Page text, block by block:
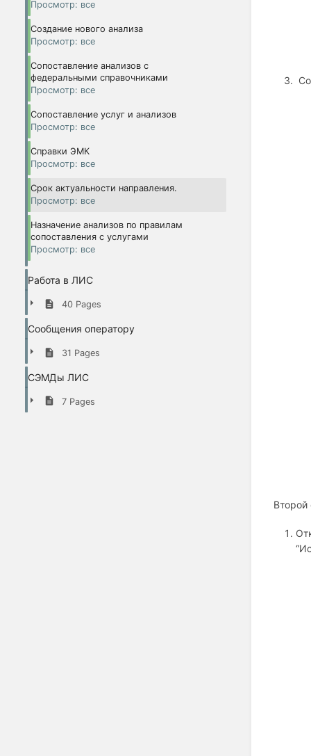
Просмотр: все
Создание нового анализа
Просмотр: все
Сопоставление анализов с
федеральными справочниками
Просмотр: все
Сопоставление услуг и анализов
Просмотр: все
Справки ЭМК
Просмотр: все
Срок актуальности направления.
Просмотр: все
Назначение анализов по правилам
сопоставления с услугами
Просмотр: все
Работа в ЛИС
40 Pages
Сообщения оператору
31 Pages
СЭМДы ЛИС
7 Pages
Второй